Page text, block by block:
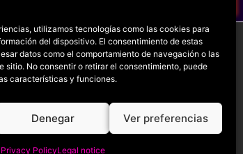
utilizamos tecnologías como las cookies para
del dispositivo. El consentimiento de estas
datos como el comportamiento de navegación o las
sitio. No consentir o retirar el consentimiento, puede
características y funciones.
Denegar Ver preferencias
Privacy PolicyLegal notice
RRSS